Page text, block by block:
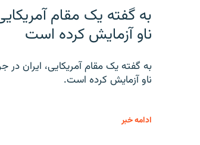
به گفته یک مقام
ناو آزمایش کرده است
به گفته یک مقام آمریکایی، ایران
ناو آزمایش کرده است.
ادامه خبر